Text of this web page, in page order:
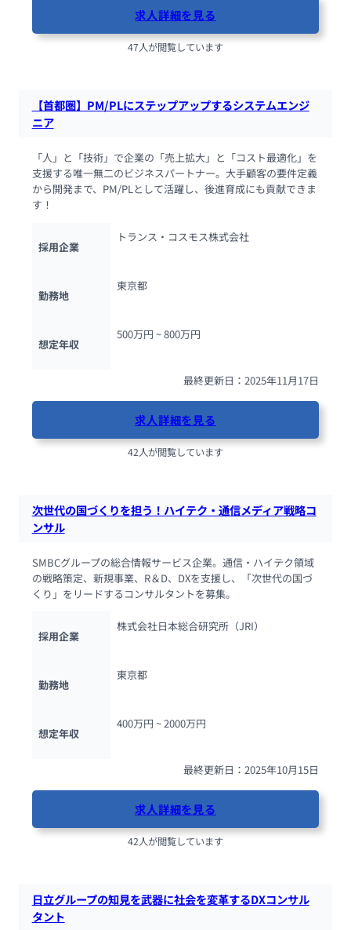
求人詳細を見る
47人が閲覧しています
【首都圏】PM/PLにステップアップするシステムエンジ
ニア
「人」と「技術」で企業の「売上拡大」と「コスト最適化」を
支援する唯一無二のビジネスパートナー。大手顧客の要件定義
から開発まで、PM/PLとして活躍し、後進育成にも貢献できま
す！
採用企業
トランス・コスモス株式会社
勤務地
東京都
想定年収
500万円 ~ 800万円
最終更新日：2025年11月17日
求人詳細を見る
42人が閲覧しています
次世代の国づくりを担う！ハイテク・通信メディア戦略コ
ンサル
SMBCグループの総合情報サービス企業。通信・ハイテク領域
の戦略策定、新規事業、R＆D、DXを支援し、「次世代の国づ
くり」をリードするコンサルタントを募集。
採用企業
株式会社日本総合研究所（JRI）
勤務地
東京都
想定年収
400万円 ~ 2000万円
最終更新日：2025年10月15日
求人詳細を見る
42人が閲覧しています
日立グループの知見を武器に社会を変革するDXコンサル
タント